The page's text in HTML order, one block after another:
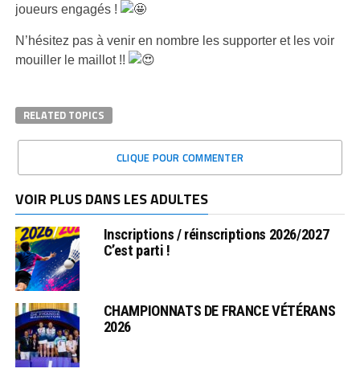
joueurs engagés !
N’hésitez pas à venir en nombre les supporter et les voir
mouiller le maillot !!
RELATED TOPICS
CLIQUE POUR COMMENTER
VOIR PLUS DANS LES ADULTES
Inscriptions / réinscriptions 2026/2027
C’est parti !
CHAMPIONNATS DE FRANCE VÉTÉRANS
2026